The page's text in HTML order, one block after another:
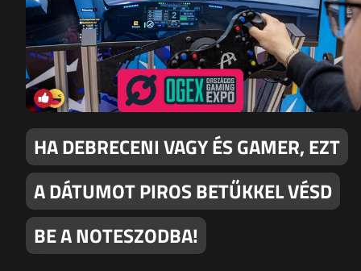
HA DEBRECENI VAGY ÉS GAMER, EZT
A DÁTUMOT PIROS BETŰKKEL VÉSD
BE A NOTESZODBA!